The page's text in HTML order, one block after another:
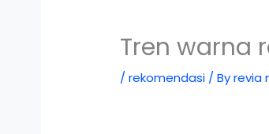
Tren warna
/rekomendasi / Byrevia